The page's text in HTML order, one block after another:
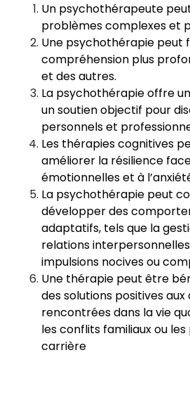
Un psychothérapeute
problèmes complexes et
Une psychothérapie peut
compréhension plus
et des autres.
La psychothérapie offre
un soutien objectif pour
personnels et
Les thérapies cognitives
améliorer la résilience
émotionnelles et à
La psychothérapie peut
développer des
adaptatifs, tels que la
relations
impulsions nocives ou
Une thérapie peut être
des solutions positives
rencontrées dans la vie
les conflits familiaux ou
carrière